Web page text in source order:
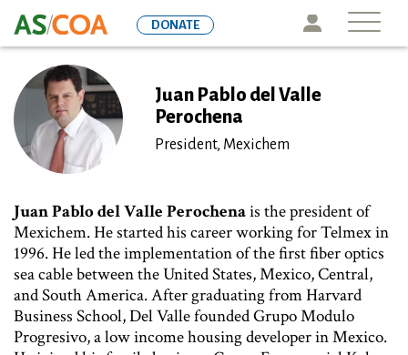
to
Icon
DONATE
Juan Pablo del Valle
Perochena
President, Mexichem
Juan Pablo del Valle Perochenais the president of
Mexichem. He started his career working for Telmex in
1996. He led the implementation of the first fiber optics
sea cable between the United States, Mexico, Central,
and South America. After graduating from Harvard
Business School, Del Valle founded Grupo Modulo
Progresivo, a low income housing developer in Mexico.